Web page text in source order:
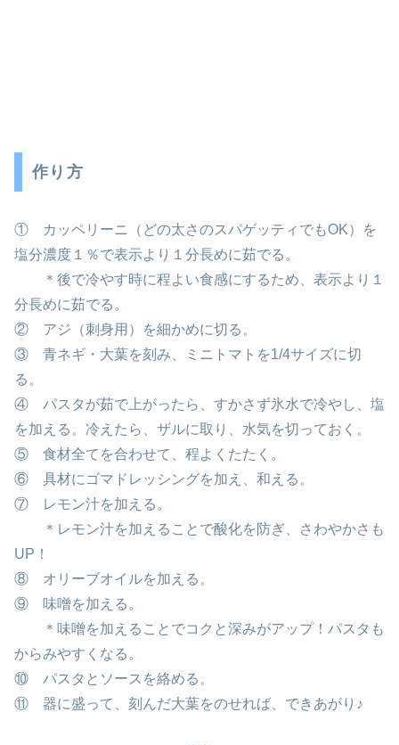
作り方
① カッペリーニ（どの太さのスパゲッティでもOK）を
塩分濃度１％で表示より１分長めに茹でる。
＊後で冷やす時に程よい食感にするため、表示より１
分長めに茹でる。
② アジ（刺身用）を細かめに切る。
③ 青ネギ・大葉を刻み、ミニトマトを1/4サイズに切
る。
④ パスタが茹で上がったら、すかさず氷水で冷やし、塩
を加える。冷えたら、ザルに取り、水気を切っておく。
⑤ 食材全てを合わせて、程よくたたく。
⑥ 具材にゴマドレッシングを加え、和える。
⑦ レモン汁を加える。
＊レモン汁を加えることで酸化を防ぎ、さわやかさも
UP！
⑧ オリーブオイルを加える。
⑨ 味噌を加える。
＊味噌を加えることでコクと深みがアップ！パスタも
からみやすくなる。
⑩ パスタとソースを絡める。
⑪ 器に盛って、刻んだ大葉をのせれば、できあがり♪